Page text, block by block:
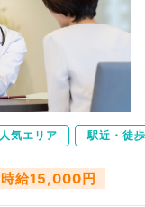
人気エリア 駅近・徒
時給15,000円